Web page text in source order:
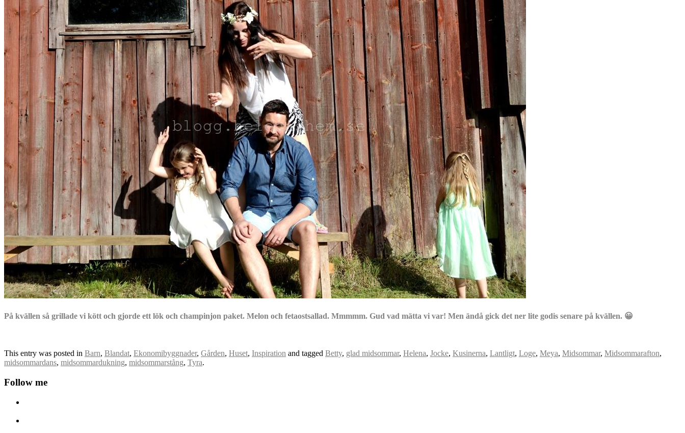
På kvällen så grillade vi kött och gjorde ett lök och champinjon paket. Melon och fetaostsallad. Mmmmm. Gud vad mätta vi var! Men ändå gick det ner lite godis senare på kvällen. 😀
This entry was posted in Barn, Blandat, Ekonomibyggnader, Gården, Huset, Inspiration and tagged Betty, glad midsommar, Helena, Jocke, Kusinerna, Lantligt, Loge, Meya, Midsommar, Midsommarafton,
midsommardans, midsommardukning, midsommarstång, Tyra.
Follow me